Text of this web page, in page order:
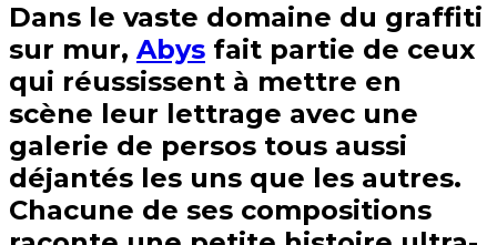
Dans le vaste domaine du graffiti
sur mur, Abys fait partie de ceux
qui réussissent à mettre en
scène leur lettrage avec une
galerie de persos tous aussi
déjantés les uns que les autres.
Chacune de ses compositions